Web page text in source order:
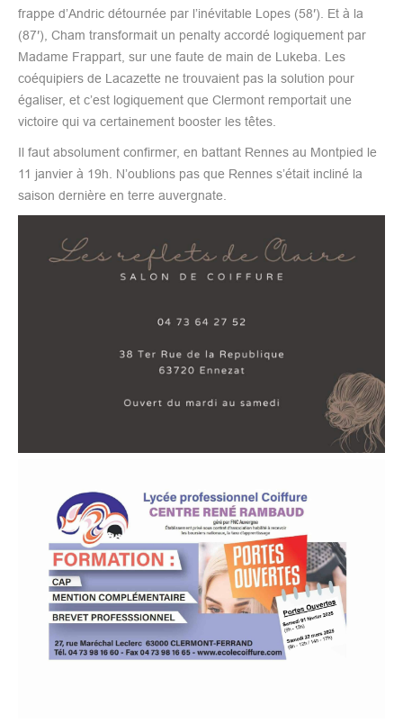
frappe d’Andric détournée par l’inévitable Lopes (58′). Et à la
(87′), Cham transformait un penalty accordé logiquement par
Madame Frappart, sur une faute de main de Lukeba. Les
coéquipiers de Lacazette ne trouvaient pas la solution pour
égaliser, et c’est logiquement que Clermont remportait une
victoire qui va certainement booster les têtes.
Il faut absolument confirmer, en battant Rennes au Montpied le
11 janvier à 19h. N’oublions pas que Rennes s’était incliné la
saison dernière en terre auvergnate.